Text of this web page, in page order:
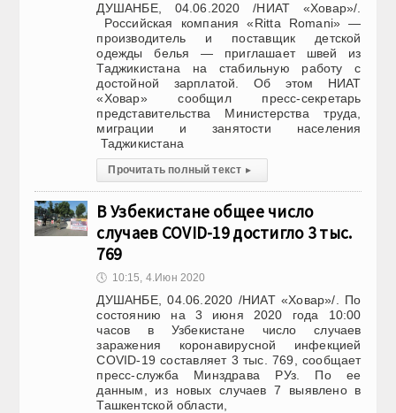
ДУШАНБЕ, 04.06.2020 /НИАТ «Ховар»/.
Российская компания «Ritta Romani» —
производитель и поставщик детской
одежды белья — приглашает швей из
Таджикистана на стабильную работу с
достойной зарплатой. Об этом НИАТ
«Ховар» сообщил пресс-секретарь
представительства Министерства труда,
миграции и занятости населения
Таджикистана
Прочитать полный текст ▸
В Узбекистане общее число
случаев COVID-19 достигло 3 тыс.
769
🕔 10:15, 4.Июн 2020
ДУШАНБЕ, 04.06.2020 /НИАТ «Ховар»/. По
состоянию на 3 июня 2020 года 10:00
часов в Узбекистане число случаев
заражения коронавирусной инфекцией
COVID-19 составляет 3 тыс. 769, сообщает
пресс-служба Минздрава РУз. По ее
данным, из новых случаев 7 выявлено в
Ташкентской области,